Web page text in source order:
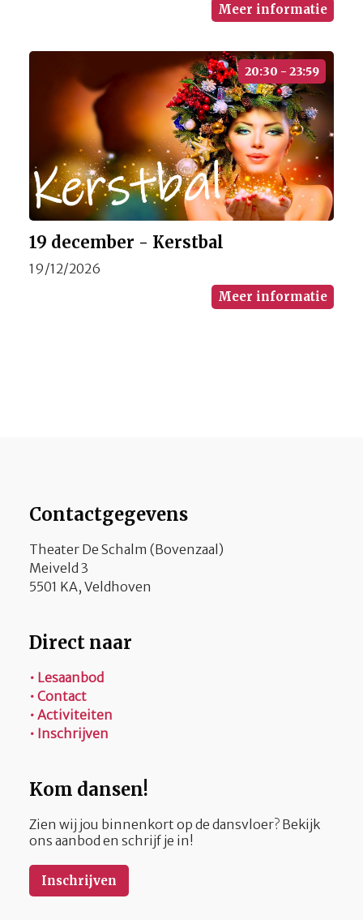
Meer informatie
19 december - Kerstbal
19/12/2026
20:30 - 23:59
Meer informatie
Contactgegevens
Theater De Schalm (Bovenzaal)
Meiveld 3
5501 KA, Veldhoven
Direct naar
• Lesaanbod
• Contact
• Activiteiten
• Inschrijven
Kom dansen!
Zien wij jou binnenkort op de dansvloer? Bekijk
ons aanbod en schrijf je in!
Inschrijven